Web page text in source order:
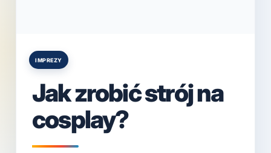
Posted
IMPREZY
Jak zrobić strój na
cosplay?